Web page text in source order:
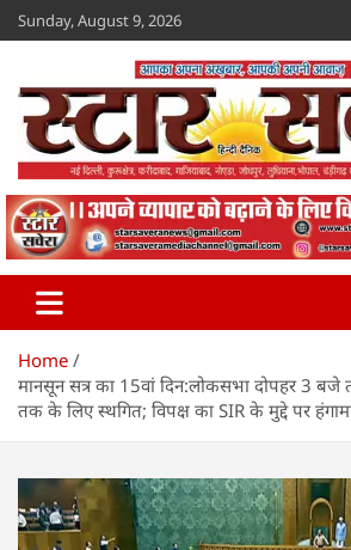
Skip
to
Sunday, August 9, 2026
Star Savera
www.starsavera.com
Home
मानसून सत्र का 15वां दिन:लोकसभा दोपहर 3
तक के लिए स्थगित; विपक्ष का SIR के मुद्दे पर